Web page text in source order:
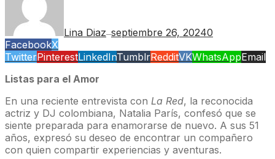
Lina Diaz—septiembre 26, 20240
FacebookX
TwitterPinterestLinkedInTumblrRedditVKWhatsAppEmail
Listas para el Amor
En una reciente entrevista con La Red, la reconocida
actriz y DJ colombiana, Natalia París, confesó que se
siente preparada para enamorarse de nuevo. A sus 51
años, expresó su deseo de encontrar un compañero
con quien compartir experiencias y aventuras.